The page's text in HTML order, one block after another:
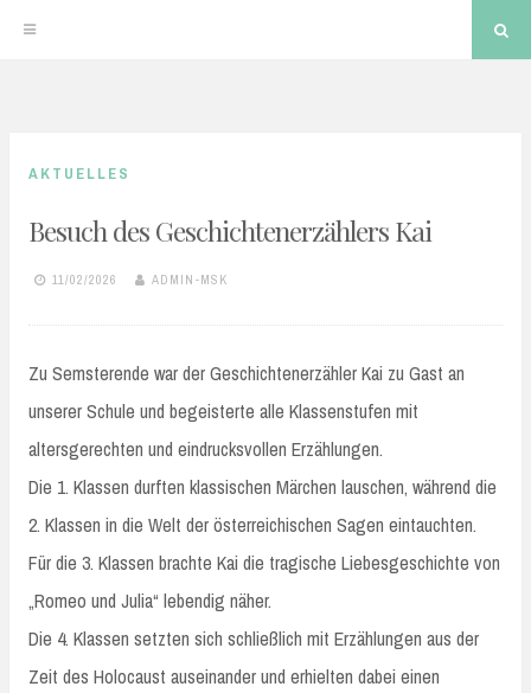
AKTUELLES
Besuch des Geschichtenerzählers Kai
11/02/2026 ADMIN-MSK
Zu Semsterende war der Geschichtenerzähler Kai zu Gast an
unserer Schule und begeisterte alle Klassenstufen mit
altersgerechten und eindrucksvollen Erzählungen.
Die 1. Klassen durften klassischen Märchen lauschen, während die
2. Klassen in die Welt der österreichischen Sagen eintauchten.
Für die 3. Klassen brachte Kai die tragische Liebesgeschichte von
„Romeo und Julia“ lebendig näher.
Die 4. Klassen setzten sich schließlich mit Erzählungen aus der
Zeit des Holocaust auseinander und erhielten dabei einen